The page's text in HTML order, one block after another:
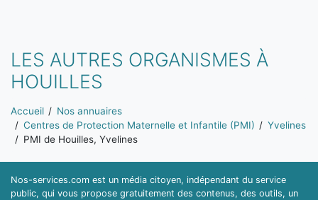
LES AUTRES ORGANISMES À
HOUILLES
Vous êtes ici:
Accueil
Nos annuaires
Centres de Protection Maternelle et Infantile (PMI)
Yvelines
PMI de Houilles, Yvelines
Nos-services.com est un média citoyen, indépendant du service
public, qui vous propose gratuitement des contenus, des outils, un